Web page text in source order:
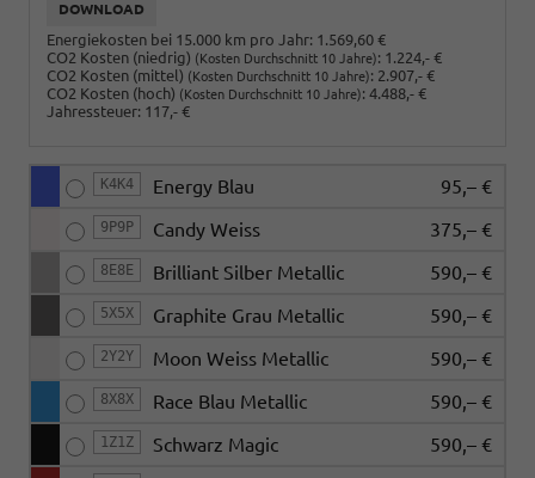
DOWNLOAD
Energiekosten bei 15.000 km pro Jahr: 1.569,60 €
CO2 Kosten (niedrig) (Kosten Durchschnitt 10 Jahre): 1.224,- €
CO2 Kosten (mittel) (Kosten Durchschnitt 10 Jahre): 2.907,- €
CO2 Kosten (hoch) (Kosten Durchschnitt 10 Jahre): 4.488,- €
Jahressteuer: 117,- €
K4K4 Energy Blau 95,– €
9P9P Candy Weiss 375,– €
8E8E Brilliant Silber Metallic 590,– €
5X5X Graphite Grau Metallic 590,– €
2Y2Y Moon Weiss Metallic 590,– €
8X8X Race Blau Metallic 590,– €
1Z1Z Schwarz Magic 590,– €